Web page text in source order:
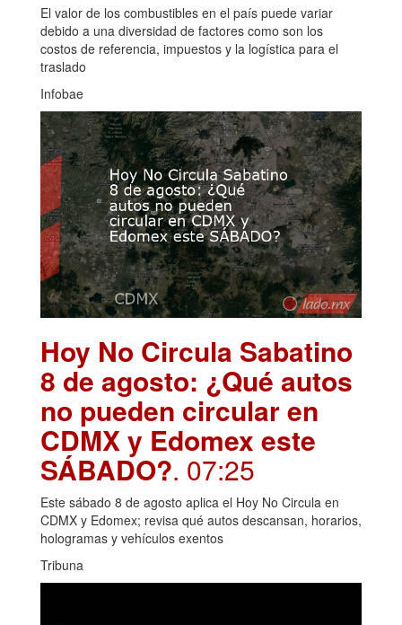
El valor de los combustibles en el país puede variar
debido a una diversidad de factores como son los
costos de referencia, impuestos y la logística para el
traslado
Infobae
Hoy No Circula Sabatino
8 de agosto: ¿Qué autos
no pueden circular en
CDMX y Edomex este
SÁBADO?. 07:25
Este sábado 8 de agosto aplica el Hoy No Circula en
CDMX y Edomex; revisa qué autos descansan, horarios,
hologramas y vehículos exentos
Tribuna